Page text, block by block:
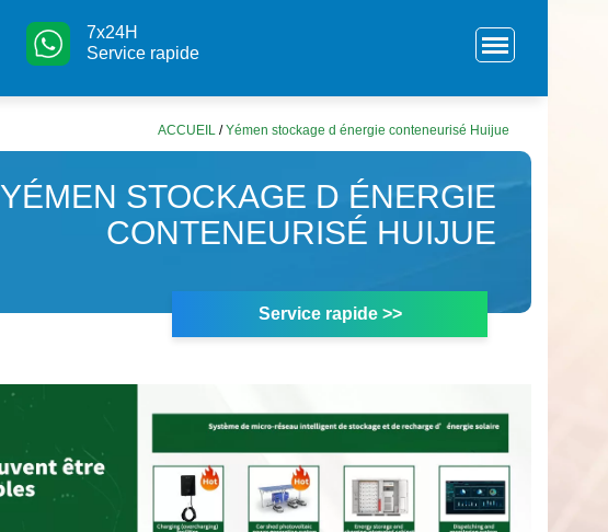
7x24H
Service rapide
ACCUEIL /Yémen stockage d énergie conteneurisé Huijue
YÉMEN STOCKAGE D ÉNERGIE
CONTENEURISÉ HUIJUE
Service rapide >>